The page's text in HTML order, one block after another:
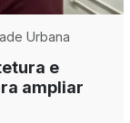
Urbana
e
ampliar